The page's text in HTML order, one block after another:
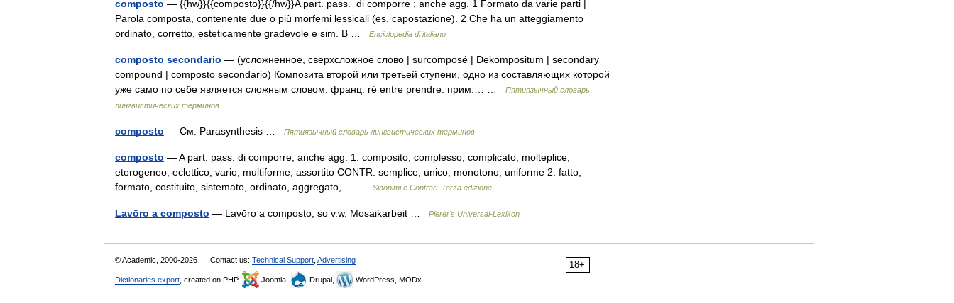
composto — {{hw}}{{composto}}{{/hw}}A part. pass. di comporre ; anche agg. 1 Formato da varie parti |
Parola composta, contenente due o più morfemi lessicali (es. capostazione). 2 Che ha un atteggiamento
ordinato, corretto, esteticamente gradevole e sim. B …
Enciclopedia di italiano
composto secondario — (усложненное, сверхсложное слово | surcomposé | Dekompositum | secondary
compound | composto secondario) Композита второй или третьей ступени, одно из составляющих которой
уже само по себе является сложным словом: франц. ré entre prendre. прим.… …
Пятиязычный словарь
лингвистических терминов
composto — См. Parasynthesis … Пятиязычный словарь лингвистических терминов
composto — A part. pass. di comporre; anche agg. 1. composito, complesso, complicato, molteplice,
eterogeneo, eclettico, vario, multiforme, assortito CONTR. semplice, unico, monotono, uniforme 2. fatto,
formato, costituito, sistemato, ordinato, aggregato,… …
Sinonimi e Contrari. Terza edizione
Lavōro a composto — Lavōro a composto, so v.w. Mosaikarbeit … Pierer's Universal-Lexikon
18+
© Academic, 2000-2026 Contact us: Technical Support Advertising
Dictionaries export , created on PHP, Joomla, Drupal, WordPress, MODx.